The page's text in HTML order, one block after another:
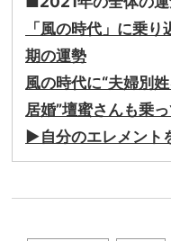
「風の時代」に乗
期の運勢
風の時代に“夫婦別
居婚”壇蜜さんも乗
▶︎自分のエレメント